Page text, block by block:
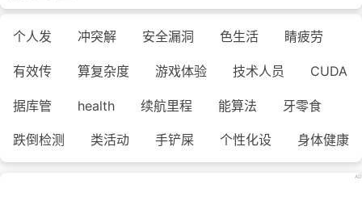
个人发 冲突解 安全漏洞 色生活 睛疲劳
有效传 算复杂度 游戏体验 技术人员 CUDA
据库管 health 续航里程 能算法 牙零食
跌倒检测 类活动 手铲屎 个性化设 身体健康